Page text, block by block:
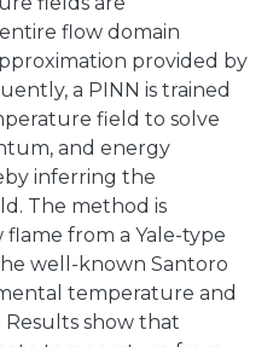
flow domain
provided by
a PINN is trained
field to solve
and energy
inferring the
The method is
from a Yale-type
well-known Santoro
temperature and
Results show that